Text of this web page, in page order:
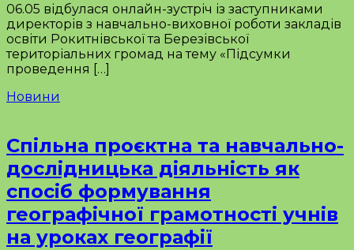
06.05 відбулася онлайн-зустріч із заступниками
директорів з навчально-виховної роботи закладів
освіти Рокитнівської та Березівської
територіальних громад на тему «Підсумки
проведення […]
Новини
Спільна проєктна та навчально-
дослідницька діяльність як
спосіб формування
географічної грамотності учнів
на уроках географії